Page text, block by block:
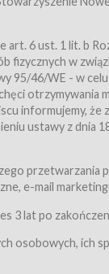
usług, o
będących
świadczy Usługi
r., Nr 144, poz.
zamieszczanych w
6 ust. 1 lit. b
fizycznych w
95/46/WE - w
otrzymywania
informujemy,
ustawy z dnia
przetwarzania
e-mail
3 lat po
osobowych, ich